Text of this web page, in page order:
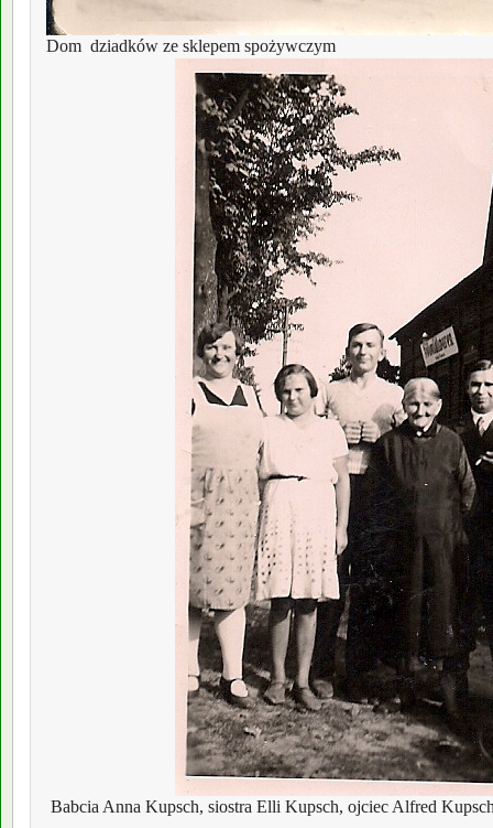
Dom  dziadków ze sklepem spożywczym
Babcia Anna Kupsch, siostra Elli Kupsch, ojciec Alfred